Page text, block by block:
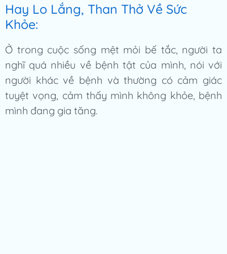
Hay Lo Lắng, Than Thở Về Sức
Khỏe:
Ở trong cuộc sống mệt mỏi bế tắc, người ta
nghĩ quá nhiều về bệnh tật của mình, nói với
người khác về bệnh và thường có cảm giác
tuyệt vọng, cảm thấy mình không khỏe, bệnh
mình đang gia tăng.